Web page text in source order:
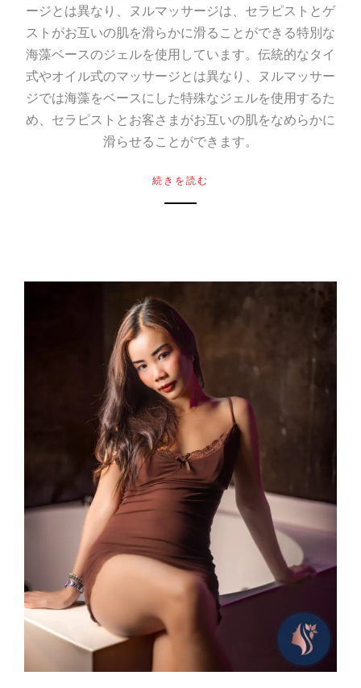
ージとは異なり、ヌルマッサージは、セラピストとゲ
ストがお互いの肌を滑らかに滑ることができる特別な
海藻ベースのジェルを使用しています。伝統的なタイ
式やオイル式のマッサージとは異なり、ヌルマッサー
ジでは海藻をベースにした特殊なジェルを使用するた
め、セラピストとお客さまがお互いの肌をなめらかに
滑らせることができます。
続きを読む